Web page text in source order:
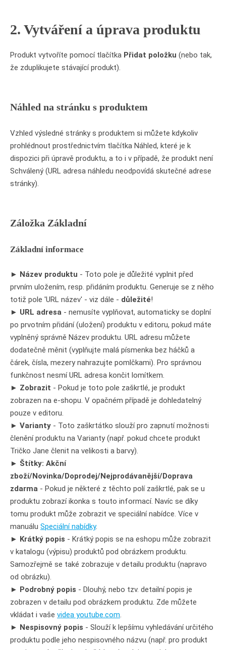
2. Vytváření a úprava produktu
Produkt vytvoříte pomocí tlačítka Přidat položku (nebo tak,
že zduplikujete stávající produkt).
Náhled na stránku s produktem
Vzhled výsledné stránky s produktem si můžete kdykoliv
prohlédnout prostřednictvím tlačítka Náhled, které je k
dispozici při úpravě produktu, a to i v případě, že produkt není
Schválený (URL adresa náhledu neodpovídá skutečné adrese
stránky).
Záložka Základní
Základní informace
► Název produktu - Toto pole je důležité vyplnit před
prvním uložením, resp. přidáním produktu. Generuje se z něho
totiž pole 'URL název' - viz dále - důležité!
► URL adresa - nemusíte vyplňovat, automaticky se doplní
po prvotním přidání (uložení) produktu v editoru, pokud máte
vyplněný správně Název produktu. URL adresu můžete
dodatečně měnit (vyplňujte malá písmenka bez háčků a
čárek, čísla, mezery nahrazujte pomlčkami). Pro správnou
funkčnost nesmí URL adresa končit lomítkem.
► Zobrazit - Pokud je toto pole zaškrtlé, je produkt
zobrazen na e-shopu. V opačném případě je dohledatelný
pouze v editoru.
► Varianty - Toto zaškrtátko slouží pro zapnutí možnosti
členění produktu na Varianty (např. pokud chcete produkt
Tričko Jane členit na velikosti a barvy).
► Štítky: Akční
zboží/Novinka/Doprodej/Nejprodávanější/Doprava
zdarma - Pokud je některé z těchto polí zaškrtlé, pak se u
produktu zobrazí ikonka s touto informací. Navíc se díky
tomu produkt může zobrazit ve speciální nabídce. Více v
manuálu Speciální nabídky.
► Krátký popis - Krátký popis se na eshopu může zobrazit
v katalogu (výpisu) produktů pod obrázkem produktu.
Samozřejmě se také zobrazuje v detailu produktu (napravo
od obrázku).
► Podrobný popis - Dlouhý, nebo tzv. detailní popis je
zobrazen v detailu pod obrázkem produktu. Zde můžete
vkládat i vaše videa youtube.com
► Nespisovný popis - Slouží k lepšímu vyhledávání určitého
produktu podle jeho nespisovného názvu (např. pro produkt